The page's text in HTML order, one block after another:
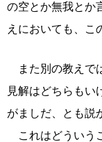
の空とか無我とか
えにおいても、こ
また別の教えで
見解はどちらもい
がましだ、とも説
これはどういう